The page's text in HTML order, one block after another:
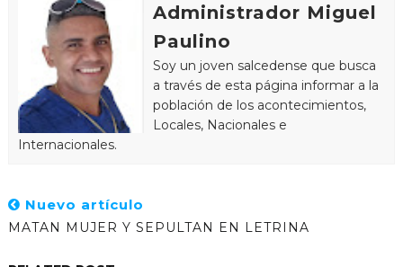
Administrador Miguel
Paulino
Soy un joven salcedense que busca
a través de esta página informar a la
población de los acontecimientos,
Locales, Nacionales e
Internacionales.
Nuevo artículo
MATAN MUJER Y SEPULTAN EN LETRINA